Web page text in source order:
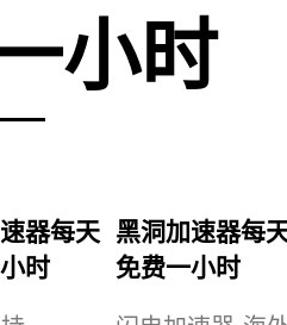
小时
器每天
时
黑洞加速器每
免费一小时